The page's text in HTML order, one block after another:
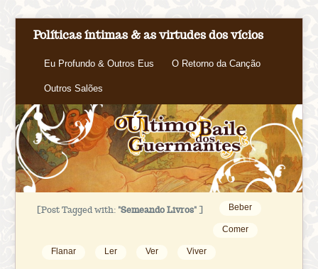
Políticas íntimas & as virtudes dos vícios
Eu Profundo & Outros Eus O Retorno da Canção
Outros Salões
[Post Tagged with: "Semeando Livros" ] Beber
Comer
Flanar Ler Ver Viver